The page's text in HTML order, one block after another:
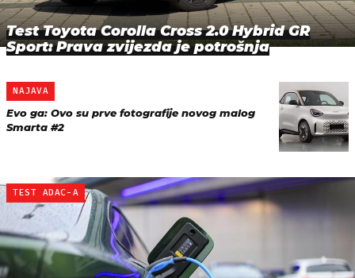
Test Toyota Corolla Cross 2.0 Hybrid GR
Sport: Prava zvijezda je potrošnja
NAJAVA
Evo ga: Ovo su prve fotografije novog malog
Smarta #2
TEST ADAC-A